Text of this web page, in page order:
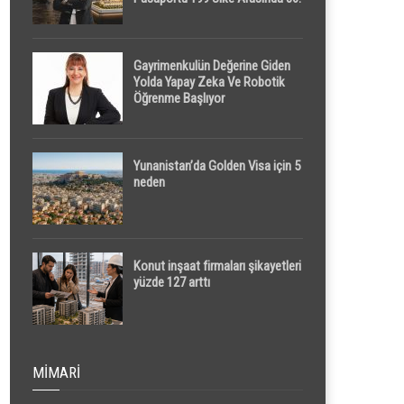
Gayrimenkulün Değerine Giden
Yolda Yapay Zeka Ve Robotik
Öğrenme Başlıyor
Yunanistan’da Golden Visa için 5
neden
Konut inşaat firmaları şikayetleri
yüzde 127 arttı
MIMARI